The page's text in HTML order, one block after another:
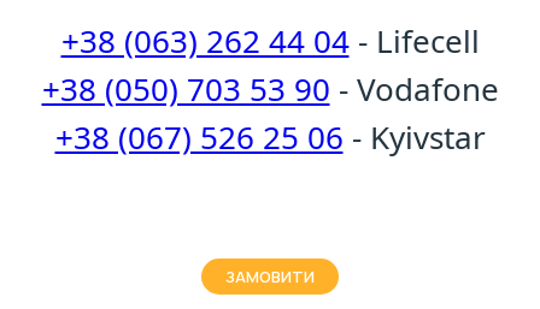
+38 (063) 262 44 04- Lifecell
+38 (050) 703 53 90 - Vodafone
+38 (067) 526 25 06 - Kyivstar
ЗАМОВИТИ